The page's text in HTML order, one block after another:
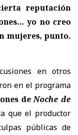
reputación
yo no creo
mujeres, punto.
en otros
en el programa
deNoche de
que el productor
públicas de